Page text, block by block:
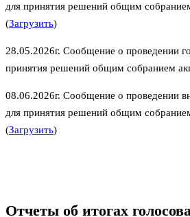
для принятия решений общим
(Загрузить)
28.05.2026г. Сообщение о проведении
принятия решений общим собранием
08.06.2026г. Сообщение о проведении
для принятия решений общим
(Загрузить)
Отчеты об итогах